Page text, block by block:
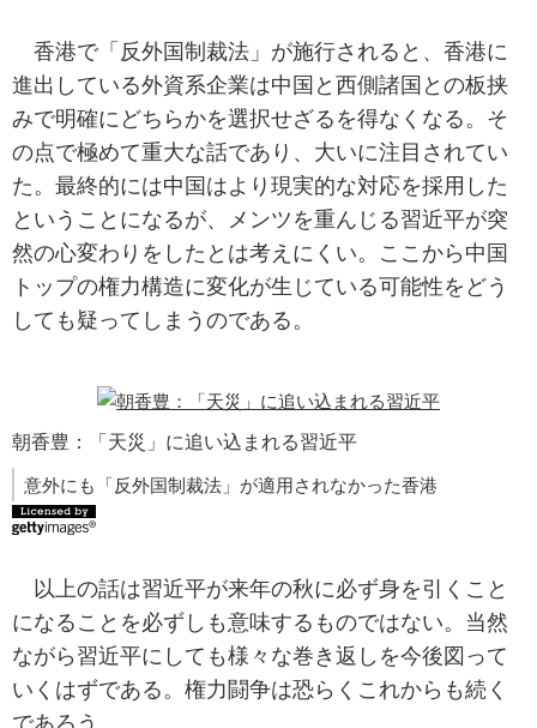
香港で「反外国制裁法」が施行されると、香港に
進出している外資系企業は中国と西側諸国との板挟
みで明確にどちらかを選択せざるを得なくなる。そ
の点で極めて重大な話であり、大いに注目されてい
た。最終的には中国はより現実的な対応を採用した
ということになるが、メンツを重んじる習近平が突
然の心変わりをしたとは考えにくい。ここから中国
トップの権力構造に変化が生じている可能性をどう
しても疑ってしまうのである。
朝香豊：「天災」に追い込まれる習近平
意外にも「反外国制裁法」が適用されなかった香港
以上の話は習近平が来年の秋に必ず身を引くこと
になることを必ずしも意味するものではない。当然
ながら習近平にしても様々な巻き返しを今後図って
いくはずである。権力闘争は恐らくこれからも続く
であろう。